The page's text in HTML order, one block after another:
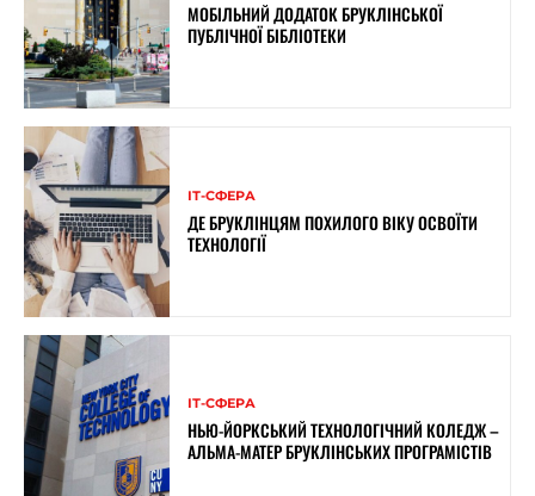
МОБІЛЬНИЙ ДОДАТОК БРУКЛІНСЬКОЇ
ПУБЛІЧНОЇ БІБЛІОТЕКИ
ІТ-СФЕРА
ДЕ БРУКЛІНЦЯМ ПОХИЛОГО ВІКУ ОСВОЇТИ
ТЕХНОЛОГІЇ
ІТ-СФЕРА
НЬЮ-ЙОРКСЬКИЙ ТЕХНОЛОГІЧНИЙ КОЛЕДЖ –
АЛЬМА-МАТЕР БРУКЛІНСЬКИХ ПРОГРАМІСТІВ